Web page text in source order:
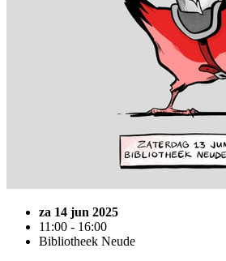
za 14 jun 2025
11:00 - 16:00
Bibliotheek Neude